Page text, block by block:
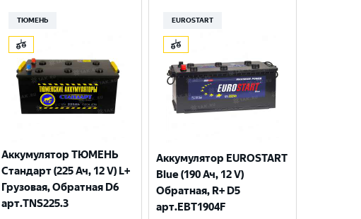
ТЮМЕНЬ
Аккумулятор ТЮМЕНЬ
Стандарт (225 Ач, 12 V) L+
Грузовая, Обратная D6
арт.TNS225.3
EUROSTART
Аккумулятор EUROSTART
Blue (190 Ач, 12 V)
Обратная, R+ D5
арт.EBT1904F